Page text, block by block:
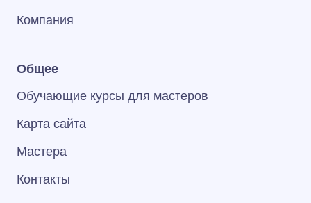
Компания
Общее
Обучающие курсы для мастеров
Карта сайта
Мастера
Контакты